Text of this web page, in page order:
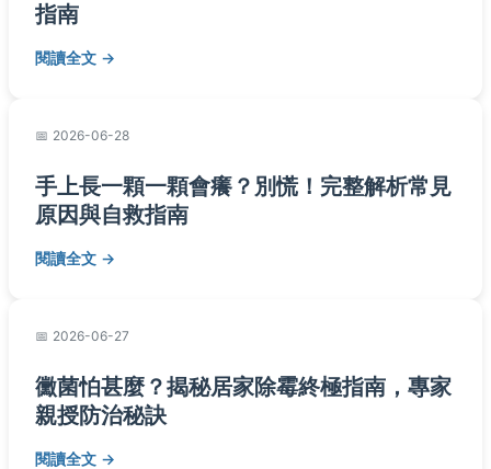
指南
閱讀全文
2026-06-28
手上長一顆一顆會癢？別慌！完整解析常見
原因與自救指南
閱讀全文
2026-06-27
黴菌怕甚麼？揭秘居家除霉終極指南，專家
親授防治秘訣
閱讀全文